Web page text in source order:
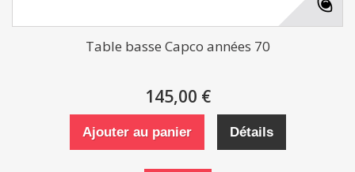
Table basse Capco années 70
145,00 €
Ajouter au panier Détails